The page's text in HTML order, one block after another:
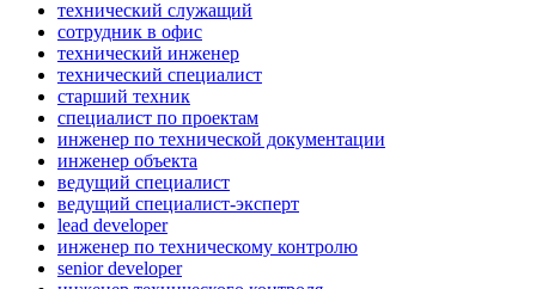
технический служащий
сотрудник в офис
технический инженер
технический специалист
старший техник
специалист по проектам
инженер по технической документации
инженер объекта
ведущий специалист
ведущий специалист-эксперт
lead developer
инженер по техническому контролю
senior developer